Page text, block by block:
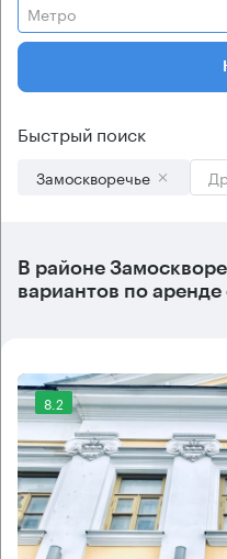
Метро
Быстрый поиск
Замоскворечье
В районе
вариантов по аренде
8.2